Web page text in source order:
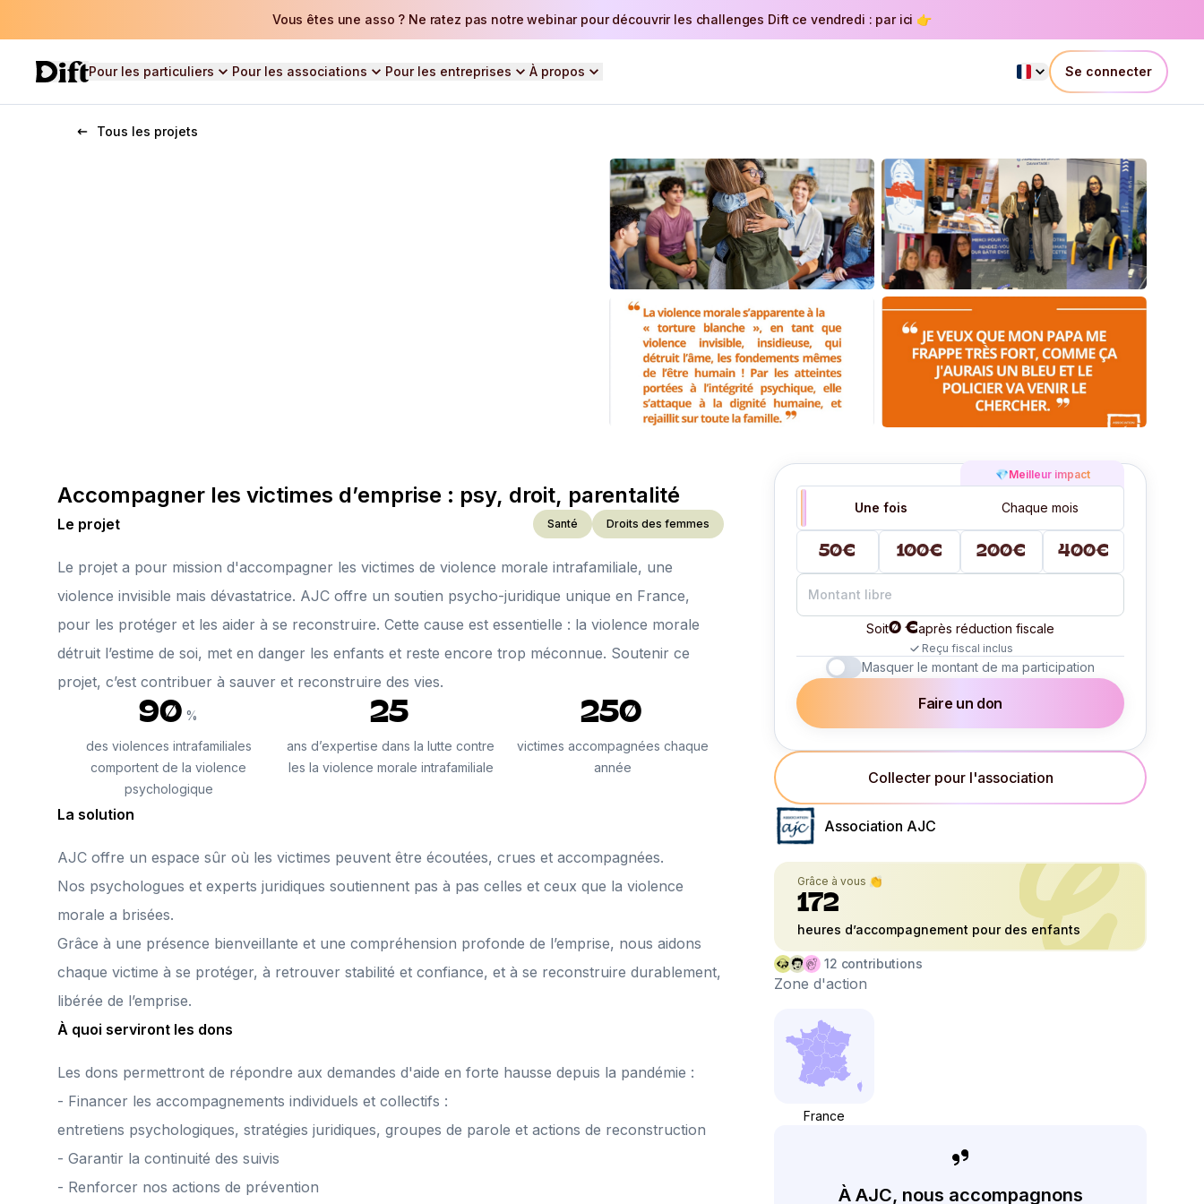
Vous êtes une asso ? Ne ratez pas notre webinar pour découvrir les challenges Dift ce vendredi : par ici 👉
Pour les particuliers Pour les associations Pour les entreprises À propos Se connecter
Tous les projets
Accompagner les victimes d’emprise : psy, droit, parentalité
Le projet Santé Droits des femmes
Le projet a pour mission d'accompagner les victimes de violence morale intrafamiliale, une
violence invisible mais dévastatrice. AJC offre un soutien psycho-juridique unique en France,
pour les protéger et les aider à se reconstruire. Cette cause est essentielle : la violence morale
détruit l’estime de soi, met en danger les enfants et reste encore trop méconnue. Soutenir ce
projet, c’est contribuer à sauver et reconstruire des vies.
90 %
des violences intrafamiliales
comportent de la violence
psychologique
25
ans d’expertise dans la lutte contre
les la violence morale intrafamiliale
250
victimes accompagnées chaque
année
La solution
AJC offre un espace sûr où les victimes peuvent être écoutées, crues et accompagnées.
Nos psychologues et experts juridiques soutiennent pas à pas celles et ceux que la violence
morale a brisées.
Grâce à une présence bienveillante et une compréhension profonde de l’emprise, nous aidons
chaque victime à se protéger, à retrouver stabilité et confiance, et à se reconstruire durablement,
libérée de l’emprise.
À quoi serviront les dons
Les dons permettront de répondre aux demandes d'aide en forte hausse depuis la pandémie :
- Financer les accompagnements individuels et collectifs :
entretiens psychologiques, stratégies juridiques, groupes de parole et actions de reconstruction
- Garantir la continuité des suivis
- Renforcer nos actions de prévention
Une fois Chaque mois
💎Meilleur impact
50€ 100€ 200€ 400€
Soit0 €après réduction fiscale
Reçu fiscal inclus
Masquer le montant de ma participation
Faire un don
Collecter pour l'association
Association AJC
Grâce à vous 👏
172
heures d’accompagnement pour des enfants
12 contributions
Zone d'action
France
À AJC, nous accompagnons